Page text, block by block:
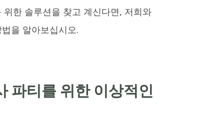
위한 솔루션을 찾고 계신다면, 저희와
을 알아보십시오.
파티를 위한 이상적인